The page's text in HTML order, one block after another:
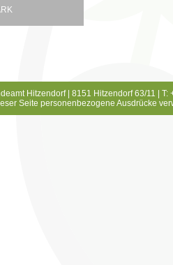
Hitzendorf | 8151 Hitzendorf 63/11 |
Seite personenbezogene Ausdrücke